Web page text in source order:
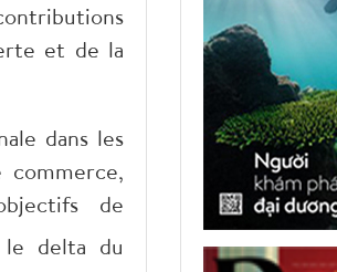
et de la
dans les
commerce,
de
le delta du